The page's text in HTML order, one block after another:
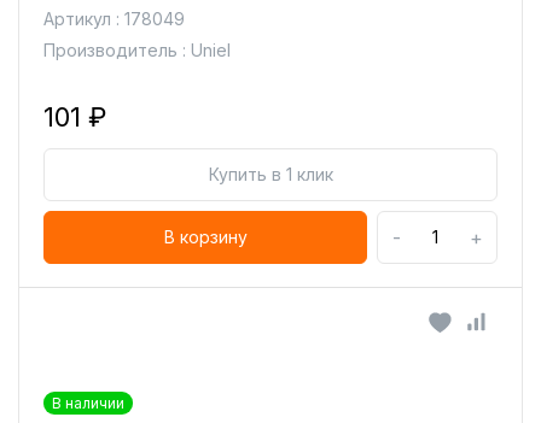
Артикул : 178049
Производитель : Uniel
101 ₽
Купить в 1 клик
В корзину - +
В наличии